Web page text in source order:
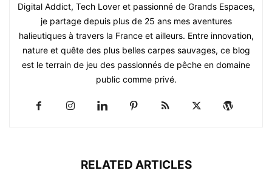
Digital Addict, Tech Lover et passionné de Grands Espaces,
je partage depuis plus de 25 ans mes aventures
halieutiques à travers la France et ailleurs. Entre innovation,
nature et quête des plus belles carpes sauvages, ce blog
est le terrain de jeu des passionnés de pêche en domaine
public comme privé.
RELATED ARTICLES